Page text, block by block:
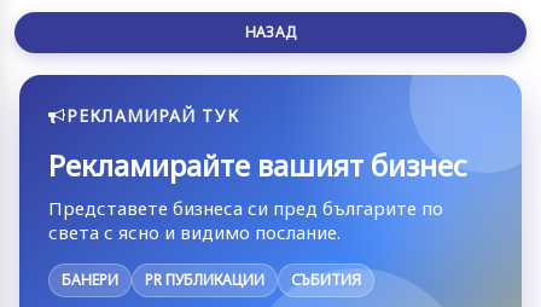
НАЗАД
РЕКЛАМИРАЙ ТУК
Рекламирайте вашият бизнес
Представете бизнеса си пред българите по
света с ясно и видимо послание.
БАНЕРИ PR ПУБЛИКАЦИИ СЪБИТИЯ